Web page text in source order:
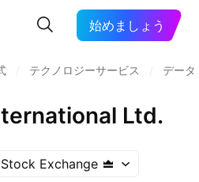
始めましょう
テクノロジーサービス データ
Ltd.
Exchange